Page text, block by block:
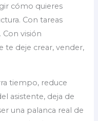
cómo quieres
Con tareas
visión
te deje crear, vender,
tiempo, reduce
asistente, deja de
una palanca real de